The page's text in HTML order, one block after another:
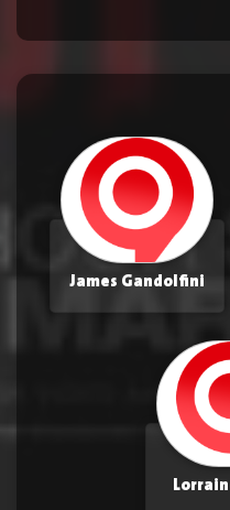
James Gandolfini